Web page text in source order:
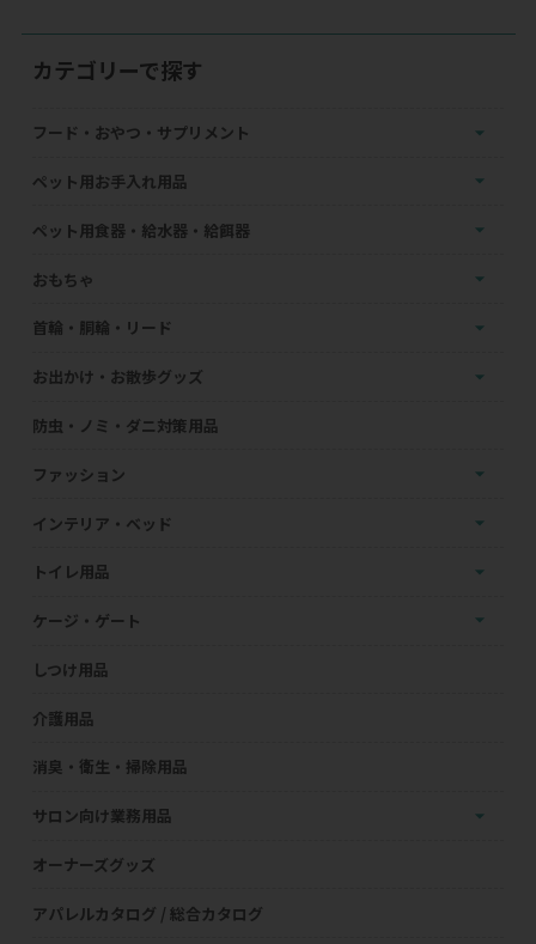
カテゴリーで探す
フード・おやつ・サプリメント
ペット用お手入れ用品
ペット用食器・給水器・給餌器
おもちゃ
首輪・胴輪・リード
お出かけ・お散歩グッズ
防虫・ノミ・ダニ対策用品
ファッション
インテリア・ベッド
トイレ用品
ケージ・ゲート
しつけ用品
介護用品
消臭・衛生・掃除用品
サロン向け業務用品
オーナーズグッズ
アパレルカタログ / 総合カタログ